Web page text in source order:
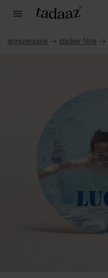
anniversaire → sticker fête →